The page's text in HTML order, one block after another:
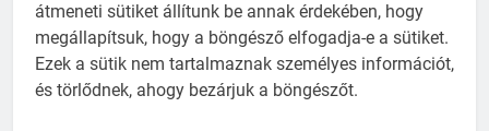
átmeneti sütiket állítunk be annak érdekében, hogy
megállapítsuk, hogy a böngésző elfogadja-e a sütiket.
Ezek a sütik nem tartalmaznak személyes információt,
és törlődnek, ahogy bezárjuk a böngészőt.